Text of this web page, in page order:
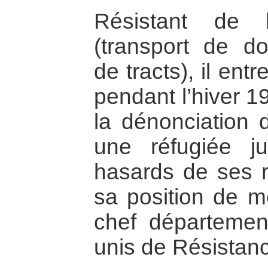
Résistant de
(transport de
de tracts), il
pendant l’hiver
la dénonciation
une réfugiée
hasards de ses
sa position de
chef
unis de